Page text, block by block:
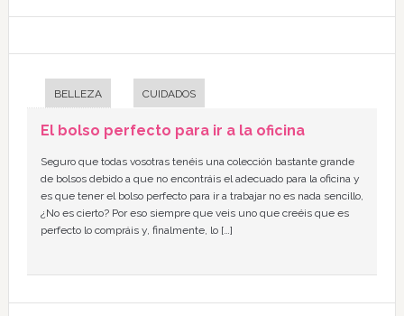
BELLEZA CUIDADOS
El bolso perfecto para ir a la oficina
Seguro que todas vosotras tenéis una colección bastante grande
de bolsos debido a que no encontráis el adecuado para la oficina y
es que tener el bolso perfecto para ir a trabajar no es nada sencillo,
¿No es cierto? Por eso siempre que veis uno que creéis que es
perfecto lo compráis y, finalmente, lo […]